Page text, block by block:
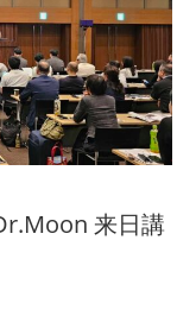
来日講